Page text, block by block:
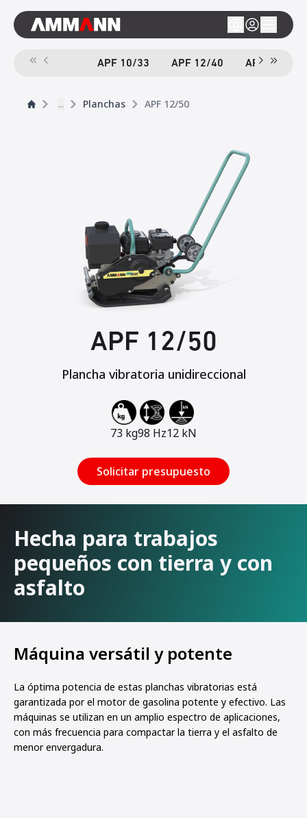
APF 10/33 APF 12/40 APF 12/40-
... Planchas APF 12/50
APF 12/50
Plancha vibratoria unidireccional
73 kg98 Hz12 kN
Solicitar presupuesto
Hecha para trabajos
pequeños con tierra y con
asfalto
Máquina versátil y potente
La óptima potencia de estas planchas vibratorias está
garantizada por el motor de gasolina potente y efectivo. Las
máquinas se utilizan en un amplio espectro de aplicaciones,
con más frecuencia para compactar la tierra y el asfalto de
menor envergadura.